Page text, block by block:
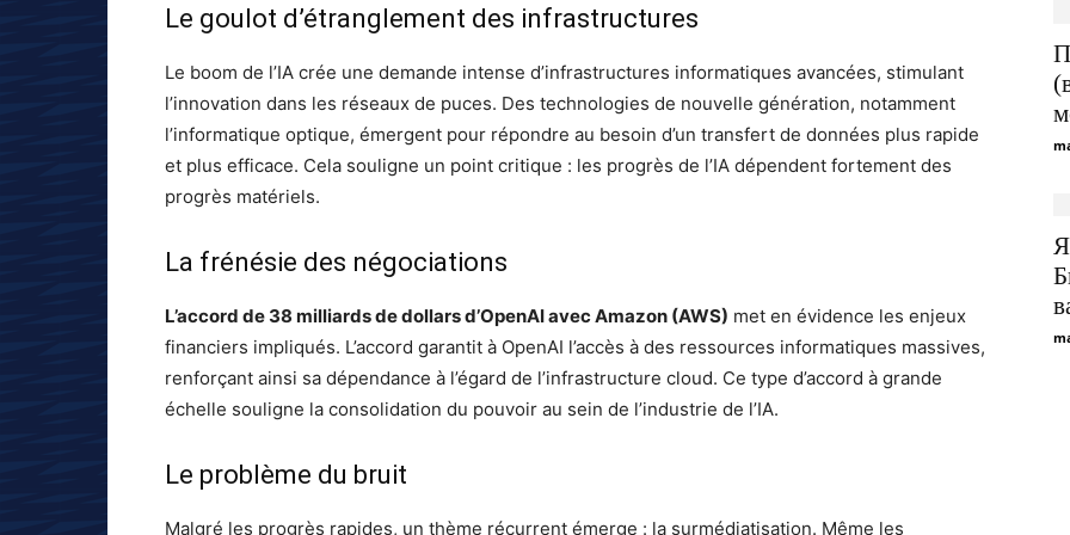
Le goulot d’étranglement des infrastructures
Le boom de l’IA crée une demande intense d’infrastructures informatiques avancées, stimulant
l’innovation dans les réseaux de puces. Des technologies de nouvelle génération, notamment
l’informatique optique, émergent pour répondre au besoin d’un transfert de données plus rapide
et plus efficace. Cela souligne un point critique : les progrès de l’IA dépendent fortement des
progrès matériels.
La frénésie des négociations
L’accord de 38 milliards de dollars d’OpenAI avec Amazon (AWS) met en évidence les enjeux
financiers impliqués. L’accord garantit à OpenAI l’accès à des ressources informatiques massives,
renforçant ainsi sa dépendance à l’égard de l’infrastructure cloud. Ce type d’accord à grande
échelle souligne la consolidation du pouvoir au sein de l’industrie de l’IA.
Le problème du bruit
Malgré les progrès rapides, un thème récurrent émerge : la surmédiatisation. Même les